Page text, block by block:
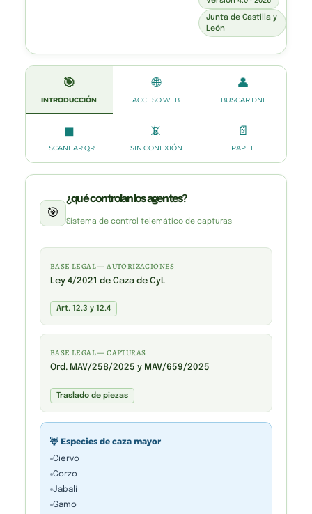
Junta de Castilla y
León
🎯
INTRODUCCIÓN
🌐
ACCESO WEB
👤
BUSCAR DNI
◼
ESCANEAR QR
📵
SIN CONEXIÓN
📄
PAPEL
🎯
¿qué controlan los agentes?
Sistema de control telemático de capturas
BASE LEGAL — AUTORIZACIONES
Ley 4/2021 de Caza de CyL
Art. 12.3 y 12.4
BASE LEGAL — CAPTURAS
Ord. MAV/258/2025 y MAV/659/2025
Traslado de piezas
🦌 Especies de caza mayor
Ciervo
Corzo
Jabalí
Gamo